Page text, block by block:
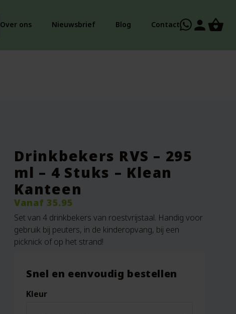
Over ons Nieuwsbrief Blog Contact person
Drinkbekers RVS – 295
ml – 4 Stuks – Klean
Kanteen
Vanaf35.95
Set van 4 drinkbekers van roestvrijstaal. Handig voor
gebruik bij peuters, in de kinderopvang, bij een
picknick of op het strand!
Snel en eenvoudig bestellen
Kleur